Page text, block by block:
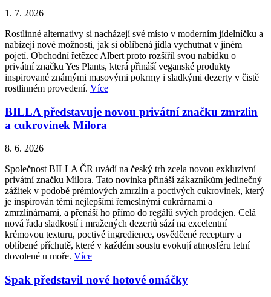
1. 7. 2026
Rostlinné alternativy si nacházejí své místo v moderním jídelníčku a
nabízejí nové možnosti, jak si oblíbená jídla vychutnat v jiném
pojetí. Obchodní řetězec Albert proto rozšířil svou nabídku o
privátní značku Yes Plants, která přináší veganské produkty
inspirované známými masovými pokrmy i sladkými dezerty v čistě
rostlinném provedení. Více
BILLA představuje novou privátní značku zmrzlin
a cukrovinek Milora
8. 6. 2026
Společnost BILLA ČR uvádí na český trh zcela novou exkluzivní
privátní značku Milora. Tato novinka přináší zákazníkům jedinečný
zážitek v podobě prémiových zmrzlin a poctivých cukrovinek, který
je inspirován těmi nejlepšími řemeslnými cukrárnami a
zmrzlinárnami, a přenáší ho přímo do regálů svých prodejen. Celá
nová řada sladkostí i mražených dezertů sází na excelentní
krémovou texturu, poctivé ingredience, osvědčené receptury a
oblíbené příchutě, které v každém soustu evokují atmosféru letní
dovolené u moře. Více
Spak představil nové hotové omáčky